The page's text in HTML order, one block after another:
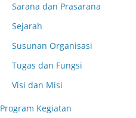
Sarana dan Prasarana
Sejarah
Susunan Organisasi
Tugas dan Fungsi
Visi dan Misi
Program Kegiatan